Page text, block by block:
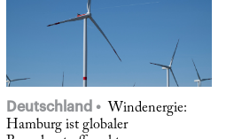
Deutschland
Windenergie:
Hamburg ist globaler